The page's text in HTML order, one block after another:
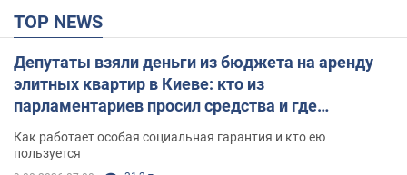
TOP NEWS
Депутаты взяли деньги из бюджета на аренду
элитных квартир в Киеве: кто из
парламентариев просил средства и где
поселился
Как работает особая социальная гарантия и кто ею
пользуется